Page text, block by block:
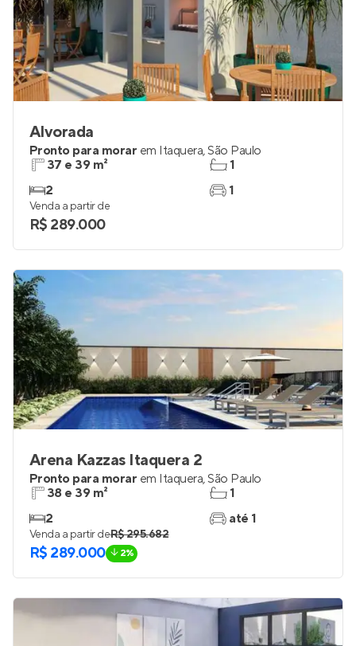
Alvorada
Pronto para morar em Itaquera,São Paulo
37 e 39 m²
2
1
1
Venda a partir de
R$ 289.000
Arena Kazzas Itaquera 2
Pronto para morar em Itaquera,São Paulo
38 e 39 m²
2
1
até 1
Venda a partir deR$ 295.682
R$ 289.000 2%